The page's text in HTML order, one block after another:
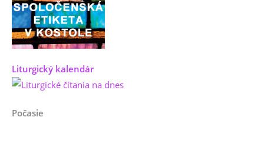
Liturgický kalendár
Počasie